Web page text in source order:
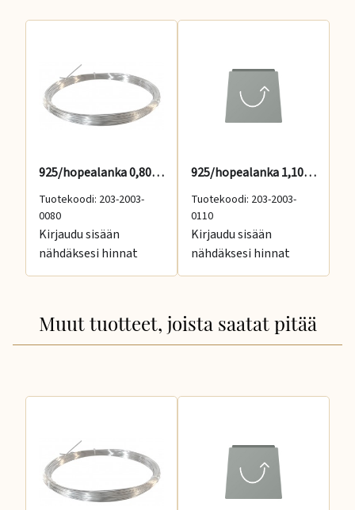
925/hopealanka 0,80mm, medium
Tuotekoodi: 203-2003-
0080
Kirjaudu sisään
nähdäksesi hinnat
925/hopealanka 1,10mm, medium
Tuotekoodi: 203-2003-
0110
Kirjaudu sisään
nähdäksesi hinnat
Muut tuotteet, joista saatat pitää